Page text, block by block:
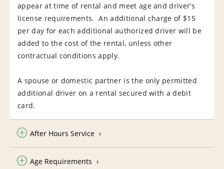
appear at time of rental and meet age and driver’s
license requirements. An additional charge of $15
per day for each additional authorized driver will be
added to the cost of the rental, unless other
contractual conditions apply.
A spouse or domestic partner is the only permitted
additional driver on a rental secured with a debit
card.
After Hours Service
Age Requirements